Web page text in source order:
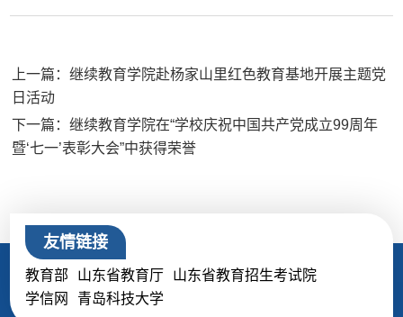
上一篇：继续教育学院赴杨家山里红色教育基地开展主题党
日活动
下一篇：继续教育学院在“学校庆祝中国共产党成立99周年
暨‘七一’表彰大会”中获得荣誉
友情链接
教育部 山东省教育厅
山东省教育招生考试院
学信网
青岛科技大学